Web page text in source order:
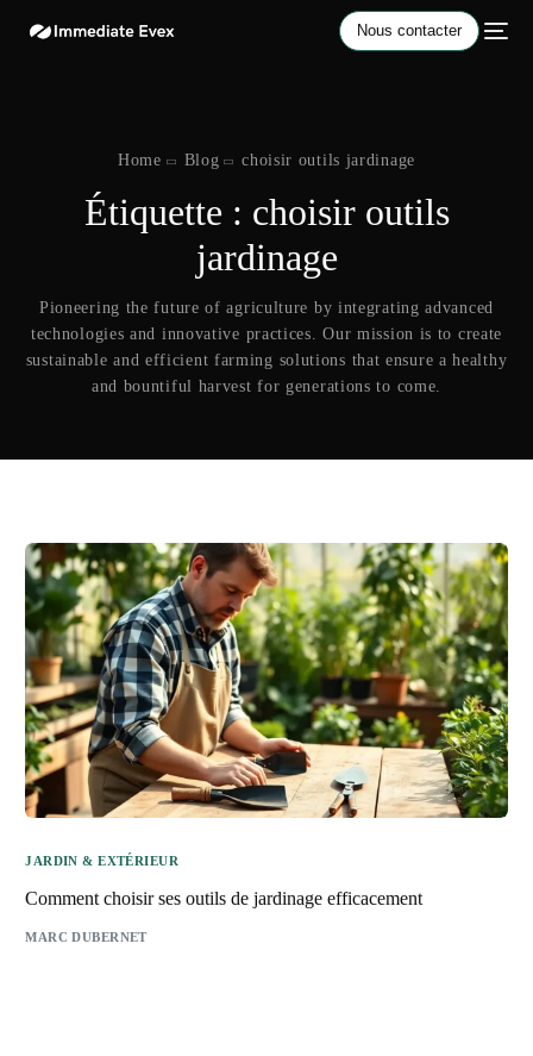
Nous contacter
Home Blog choisir outils jardinage
Étiquette : choisir outils
jardinage
Pioneering the future of agriculture by integrating advanced
technologies and innovative practices. Our mission is to create
sustainable and efficient farming solutions that ensure a healthy
and bountiful harvest for generations to come.
JARDIN & EXTÉRIEUR
Comment choisir ses outils de jardinage efficacement
MARC DUBERNET